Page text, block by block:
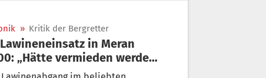
» Kritik der Bergretter
„Hätte vermieden werden